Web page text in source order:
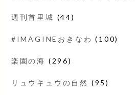
週刊首里城 (44)
#IMAGINEおきなわ (100)
楽園の海 (296)
リュウキュウの自然 (95)